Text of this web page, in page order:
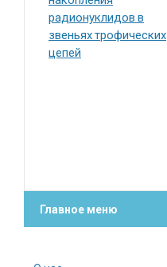
радионуклидов в
звеньях трофических
цепей
Главное меню